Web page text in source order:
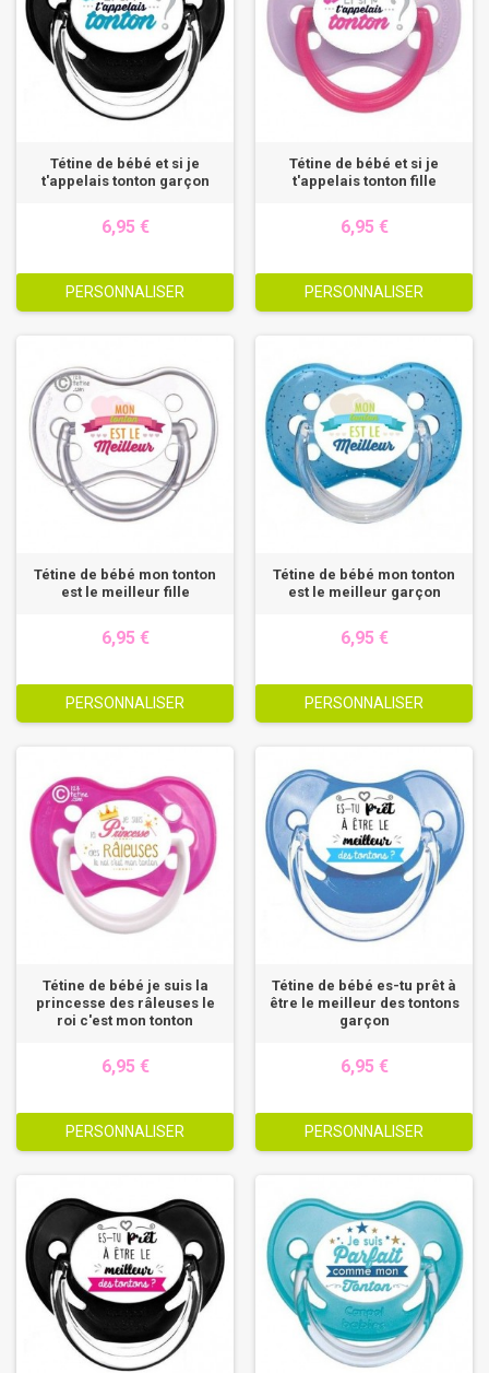
Tétine de bébé et si je
t'appelais tonton garçon
6,95 €
PERSONNALISER
Tétine de bébé et si je
t'appelais tonton fille
6,95 €
PERSONNALISER
Tétine de bébé mon tonton
est le meilleur fille
6,95 €
PERSONNALISER
Tétine de bébé mon tonton
est le meilleur garçon
6,95 €
PERSONNALISER
Tétine de bébé je suis la
princesse des râleuses le
roi c'est mon tonton
6,95 €
PERSONNALISER
Tétine de bébé es-tu prêt à
être le meilleur des tontons
garçon
6,95 €
PERSONNALISER